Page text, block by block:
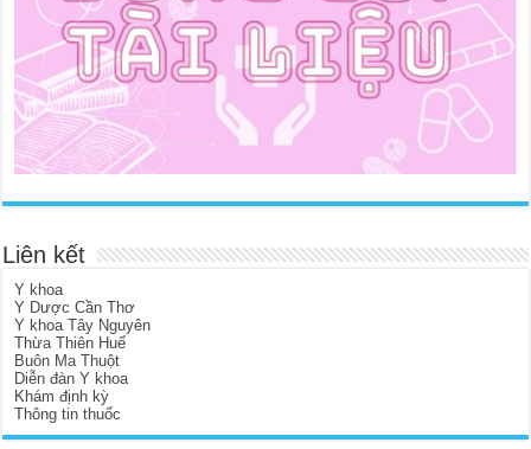
Liên kết
Y khoa
Y Dược Cần Thơ
Y khoa Tây Nguyên
Thừa Thiên Huế
Buôn Ma Thuột
Diễn đàn Y khoa
Khám định kỳ
Thông tin thuốc